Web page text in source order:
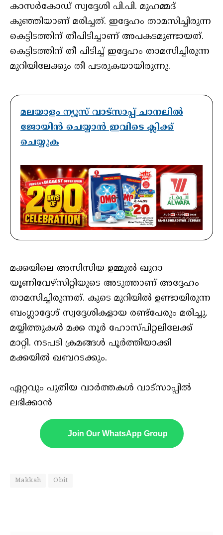
കാസർകോഡ് സ്വദ്ദേശി പി.പി. മുഹമ്മദ്
കുഞ്ഞിയാണ് മരിച്ചത്. ഇദ്ദേഹം താമസിച്ചിരുന്ന
കെട്ടിടത്തിന് തീപിടിച്ചാണ് അപകടമുണ്ടായത്.
കെട്ടിടത്തിന് തീ പിടിച്ച് ഇദ്ദേഹം താമസിച്ചിരുന്ന
മുറിയിലേക്കും തീ പടരുകയായിരുന്നു.
മലയാളം ന്യൂസ് വാട്സാപ്പ് ചാനലിൽ
ജോയിൻ ചെയ്യാൻ ഇവിടെ ക്ലിക്ക്
ചെയ്യുക
മക്കയിലെ അസിസിയ ഉമ്മുൽ ഖുറാ
യൂണിവേഴ്സിറ്റിയുടെ അടുത്താണ് അദ്ദേഹം
താമസിച്ചിരുന്നത്. കുടെ മുറിയിൽ ഉണ്ടായിരുന്ന
ബംഗ്ലാദ്ദേശ് സ്വദ്ദേശികളായ രണ്ട്പേരും മരിച്ചു.
മയ്യിത്തുകൾ മക്ക നൂർ ഹോസ്പിറ്റലിലേക്ക്
മാറ്റി. നടപടി ക്രമങ്ങൾ പൂർത്തിയാക്കി
മക്കയിൽ ഖബറടക്കും.
ഏറ്റവും പുതിയ വാർത്തകൾ വാട്സാപ്പിൽ
ലഭിക്കാൻ
Join Our WhatsApp Group
Makkah Obit